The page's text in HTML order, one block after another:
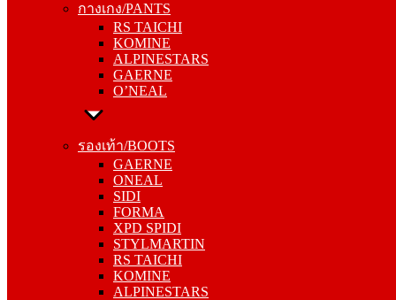
กางเกง/PANTS
RS TAICHI
KOMINE
ALPINESTARS
GAERNE
O’NEAL
รองเท้า/BOOTS
GAERNE
ONEAL
SIDI
FORMA
XPD SPIDI
STYLMARTIN
RS TAICHI
KOMINE
ALPINESTARS
KOMINE
ALPINESTARS
GAERNE
O’NEAL
รองเท้า/BOOTS
ONEAL
SIDI
FORMA
XPD SPIDI
STYLMARTIN
RS TAICHI
KOMINE
ALPINESTARS